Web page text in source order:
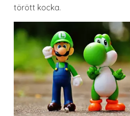
törött kocka.